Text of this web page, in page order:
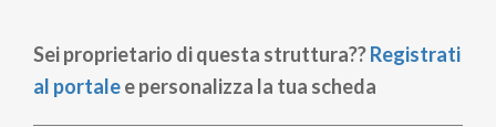
Sei proprietario di questa struttura??Registrati
al portalee personalizza la tua scheda